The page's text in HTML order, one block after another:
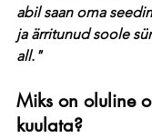
abil saan oma
ja ärritunud soole
all."
Miks on oluline
kuulata?